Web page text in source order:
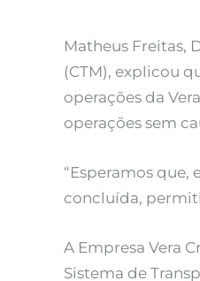
Matheus Freitas,
(CTM), explicou
operações da
operações sem
“Esperamos que,
concluída,
A Empresa Vera
Sistema de